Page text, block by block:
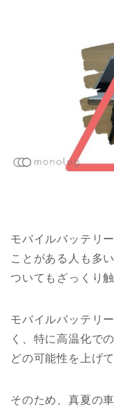
モバイルバッテリ
ことがある人も多
ついてもざっくり
モバイルバッテリ
く、特に高温化で
どの可能性を上げ
そのため、真夏の